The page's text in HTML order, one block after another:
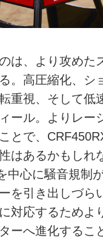
は、より攻めた
。高圧縮化、シ
重視、そして低
ール。よりレー
とで、
はあるかもしれ
中心に騒音規制
を引き出しづら
対応するためよ
ーへ進化するこ